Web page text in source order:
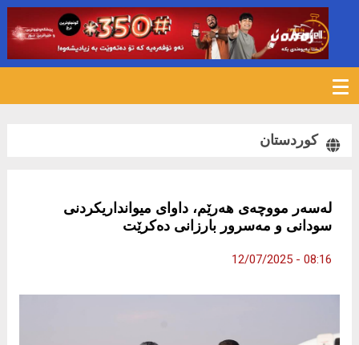
کوردستان
لەسەر مووچه‌ى هه‌رێم، داواى میوانداریكردنى
سودانی و مەسرور بارزانی دەکرێت
08:16 - 12/07/2025